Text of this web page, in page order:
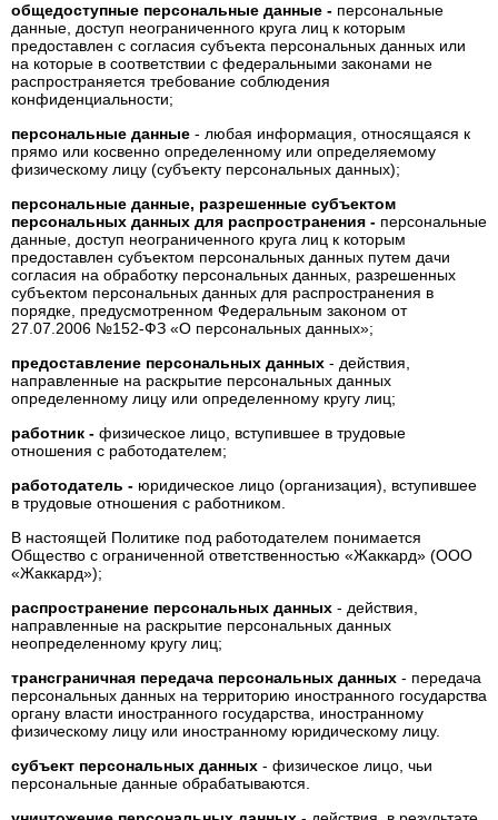
общедоступные персональные данные - персональные
данные, доступ неограниченного круга лиц к которым
предоставлен с согласия субъекта персональных данных или
на которые в соответствии с федеральными законами не
распространяется требование соблюдения
конфиденциальности;
персональные данные - любая информация, относящаяся к
прямо или косвенно определенному или определяемому
физическому лицу (субъекту персональных данных);
персональные данные, разрешенные субъектом
персональных данных для распространения - персональные
данные, доступ неограниченного круга лиц к которым
предоставлен субъектом персональных данных путем дачи
согласия на обработку персональных данных, разрешенных
субъектом персональных данных для распространения в
порядке, предусмотренном Федеральным законом от
27.07.2006 №152-ФЗ «О персональных данных»;
предоставление персональных данных - действия,
направленные на раскрытие персональных данных
определенному лицу или определенному кругу лиц;
работник - физическое лицо, вступившее в трудовые
отношения с работодателем;
работодатель - юридическое лицо (организация), вступившее
в трудовые отношения с работником.
В настоящей Политике под работодателем понимается
Общество с ограниченной ответственностью «Жаккард» (ООО
«Жаккард»);
распространение персональных данных - действия,
направленные на раскрытие персональных данных
неопределенному кругу лиц;
трансграничная передача персональных данных - передача
персональных данных на территорию иностранного государства
органу власти иностранного государства, иностранному
физическому лицу или иностранному юридическому лицу.
субъект персональных данных - физическое лицо, чьи
персональные данные обрабатываются.